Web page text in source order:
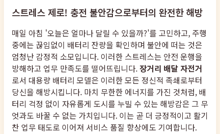
스트레스 제로! 충전 불안감으로부터의 완전한 해방
매일 아침 '오늘은 얼마나 달릴 수 있을까?'를 고민하고, 주행
중에는 끊임없이 배터리 잔량을 확인하며 불안에 떠는 것은
엄청난 감정적 소모입니다. 이러한 스트레스는 안전 운행을
방해하고 업무 만족도를 떨어뜨립니다.장거리 배달 자전거
로서 대용량 배터리 모델은 이러한 모든 정신적 족쇄로부터
당신을 해방시킵니다. 마치 무한한 에너지를 가진 것처럼, 배
터리 걱정 없이 자유롭게 도시를 누빌 수 있는 해방감은 그 무
엇과도 바꿀 수 없는 가치입니다. 이는 곧 더 긍정적이고 활기
찬 업무 태도로 이어져 서비스 품질 향상에도 기여합니다.